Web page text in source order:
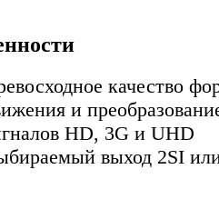
качество
и
HD, 3G и UHD
выход 2SI